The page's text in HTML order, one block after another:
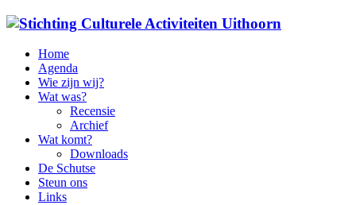
Home
Agenda
Wie zijn wij?
Wat was?
Recensie
Archief
Wat komt?
Downloads
De Schutse
Steun ons
Links